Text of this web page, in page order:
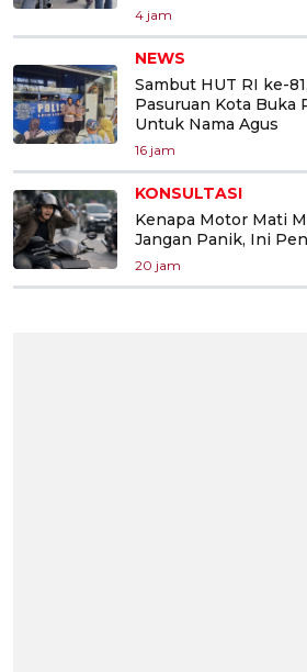
4 jam
NEWS
Sambut HUT RI ke-
Pasuruan Kota Buka
Untuk Nama Agus
16 jam
KONSULTASI
Kenapa Motor Mati
Jangan Panik, Ini
20 jam